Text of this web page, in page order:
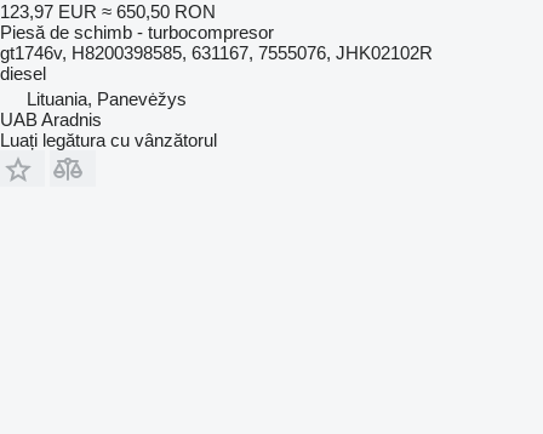
123,97 EUR ≈ 650,50 RON
Piesă de schimb - turbocompresor
gt1746v, H8200398585, 631167, 7555076, JHK02102R
diesel
Lituania, Panevėžys
UAB Aradnis
Luați legătura cu vânzătorul